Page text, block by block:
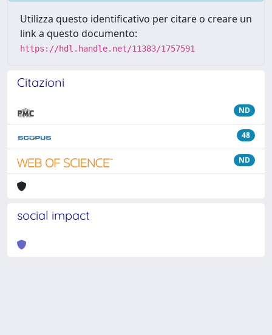
Utilizza questo identificativo per citare o creare un
link a questo documento:
https://hdl.handle.net/11383/1757591
Citazioni
ND
48
ND
social impact